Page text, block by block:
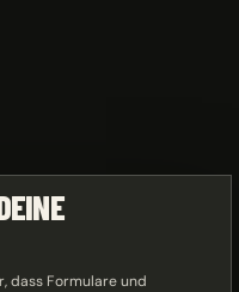
dass Formulare und